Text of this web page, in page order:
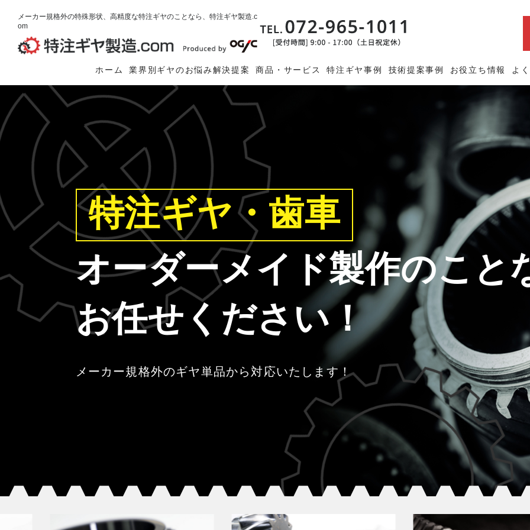
メーカー規格外の特殊形状、高精度な特注ギヤのことなら、特注ギヤ製造.c
om
ホーム 業界別ギヤのお悩み解決提案 商品・サービス 特注ギヤ事例 技術提案事例 お役立ち情報 よ
特注ギヤ・歯車
オーダーメイド製作のこと
お任せください！
メーカー規格外のギヤ単品から対応いたします！